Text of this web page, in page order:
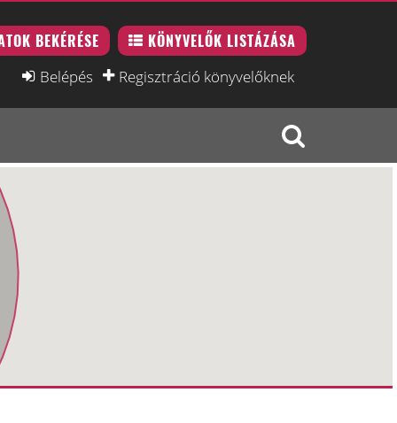
BEKÉRÉSE KÖNYVELŐK LISTÁZÁSA
Belépés Regisztráció könyvelőknek